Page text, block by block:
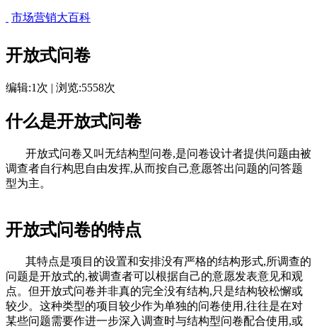
市场营销大百科
开放式问卷
编辑:1次 | 浏览:5558次
什么是开放式问卷
开放式问卷又叫无结构型问卷,是问卷设计者提供问题由被
调查者自行构思自由发挥,从而按自己意愿答出问题的问答题
型为主。
开放式问卷的特点
其特点是项目的设置和安排没有严格的结构形式,所调查的
问题是开放式的,被调查者可以根据自己的意愿发表意见和观
点。但开放式问卷并非真的完全没有结构,只是结构较松懈或
较少。这种类型的项目较少作为单独的问卷使用,往往是在对
某些问题需要作进一步深入调查时与结构型问卷配合使用,或